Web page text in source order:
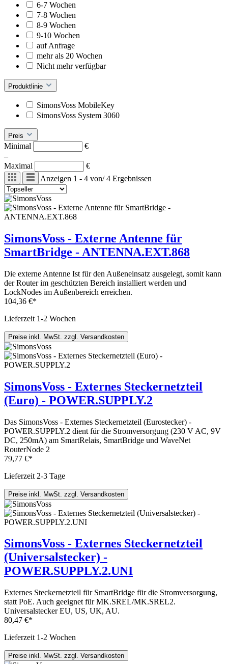
6-7 Wochen
7-8 Wochen
8-9 Wochen
9-10 Wochen
auf Anfrage
mehr als 20 Wochen
Nicht mehr verfügbar
Produktlinie
SimonsVoss MobileKey
SimonsVoss System 3060
Preis
Minimal
€
–
Maximal
€
Anzeigen 1 - 4 von/4 Ergebnissen
SimonsVoss - Externe Antenne für
SmartBridge - ANTENNA.EXT.868
Die externe Antenne Ist für den Außeneinsatz ausgelegt, somit kann
der Router im geschützten Bereich installiert werden und
LockNodes im Außenbereich erreichen.
104,36 €*
Lieferzeit 1-2 Wochen
Preise inkl. MwSt. zzgl. Versandkosten
SimonsVoss - Externes Steckernetzteil
(Euro) - POWER.SUPPLY.2
Das SimonsVoss - Externes Steckernetzteil (Eurostecker) -
POWER.SUPPLY.2 dient für die Stromversorgung (230 V AC, 9V
DC, 250mA) am SmartRelais, SmartBridge und WaveNet
RouterNode 2
79,77 €*
Lieferzeit 2-3 Tage
Preise inkl. MwSt. zzgl. Versandkosten
SimonsVoss - Externes Steckernetzteil
(Universalstecker) -
POWER.SUPPLY.2.UNI
Externes Steckernetzteil für SmartBridge für die Stromversorgung,
statt PoE. Auch geeignet für MK.SREL/MK.SREL2.
Universalstecker EU, US, UK, AU.
80,47 €*
Lieferzeit 1-2 Wochen
Preise inkl. MwSt. zzgl. Versandkosten